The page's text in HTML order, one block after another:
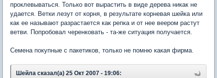
проклевываться. Только вот вырастить в виде дерева никак не
удается. Ветки лезут от корня, в результате корневая шейка или
как ее называют разрастается как репка и от нее веером растут
ветви. Попробовал черенковать - та-же ситуация получается.
Семена покупные с пакетиков, только не помню какая фирма.
Шейла сказал(а) 25 Окт 2007 - 19:06: